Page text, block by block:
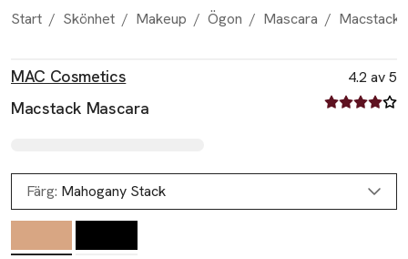
Start / Skönhet / Makeup / Ögon / Mascara / Macstack
MAC Cosmetics
Macstack Mascara
4.2 av 5
4.2 av fem
Färg: Mahogany Stack